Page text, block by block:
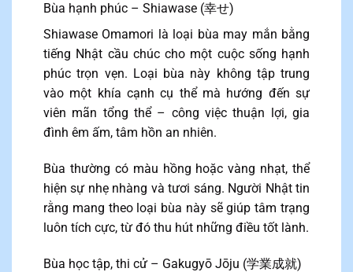
Bùa hạnh phúc – Shiawase (幸せ)
Shiawase Omamori là loại bùa may mắn bằng
tiếng Nhật cầu chúc cho một cuộc sống hạnh
phúc trọn vẹn. Loại bùa này không tập trung
vào một khía cạnh cụ thể mà hướng đến sự
viên mãn tổng thể – công việc thuận lợi, gia
đình êm ấm, tâm hồn an nhiên.
Bùa thường có màu hồng hoặc vàng nhạt, thể
hiện sự nhẹ nhàng và tươi sáng. Người Nhật tin
rằng mang theo loại bùa này sẽ giúp tâm trạng
luôn tích cực, từ đó thu hút những điều tốt lành.
Bùa học tập, thi cử – Gakugyō Jōju (学業成就)